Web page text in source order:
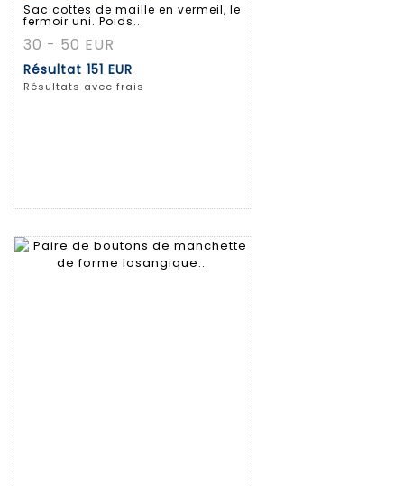
Sac cottes de maille en vermeil, le
fermoir uni. Poids...
30 - 50 EUR
Résultat 151 EUR
Résultats avec frais